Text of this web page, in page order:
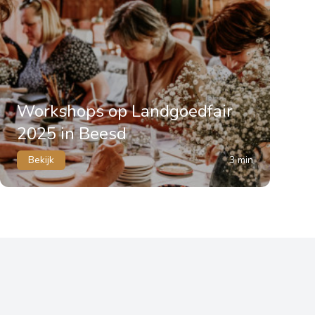
Workshops op Landgoedfair
2025 in Beesd
Bekijk 3 min